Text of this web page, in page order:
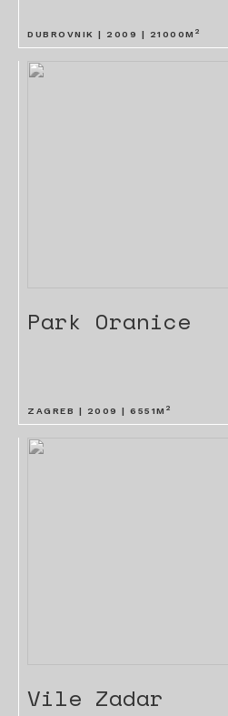
DUBROVNIK | 2009 | 21000M 2
Park Oranice
ZAGREB | 2009 | 6551M 2
Vile Zadar